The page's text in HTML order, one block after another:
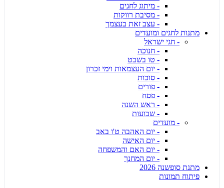
- מיתוג לחגים
- מסיבת רווקות
- עצב זאת בעצמך
מתנות לחגים ומועדים
- חגי ישראל
- חנוכה
- טו בשבט
- יום העצמאות וימי זכרון
- סוכות
- פורים
- פסח
- ראש השנה
- שבועות
- מועדים
- יום האהבה ט'ו באב
- יום האישה
- יום האם והמשפחה
- יום המחנך
מתנת סופשנה 2026
פיתוח תמונות